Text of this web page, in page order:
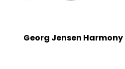
Georg Jensen